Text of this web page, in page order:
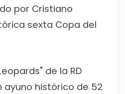
por Cristiano
sexta Copa del
de la RD
ayuno histórico de 52